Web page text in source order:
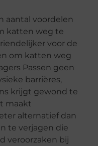
aantal voordelen
katten weg te
voor de
om katten weg
Passen geen
barrières,
krijgt gewond te
maakt
alternatief dan
te verjagen die
veroorzaken bij